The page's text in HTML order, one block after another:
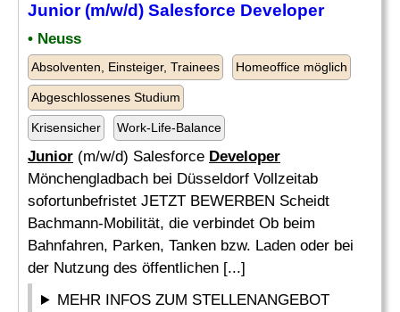
Junior(m/w/d) Salesforce Developer
• Neuss
Absolventen, Einsteiger, Trainees Homeoffice möglich
Abgeschlossenes Studium
Krisensicher Work-Life-Balance
Junior (m/w/d) Salesforce Developer
Mönchengladbach bei Düsseldorf Vollzeitab
sofortunbefristet JETZT BEWERBEN Scheidt
Bachmann-Mobilität, die verbindet Ob beim
Bahnfahren, Parken, Tanken bzw. Laden oder bei
der Nutzung des öffentlichen [...]
MEHR INFOS ZUM STELLENANGEBOT